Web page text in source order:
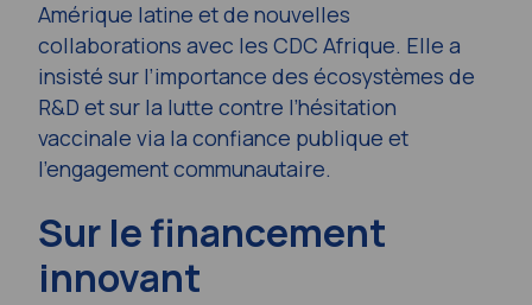
Amérique latine et de nouvelles
collaborations avec les CDC Afrique. Elle a
insisté sur l’importance des écosystèmes de
R&D et sur la lutte contre l’hésitation
vaccinale via la confiance publique et
l’engagement communautaire.
Sur le financement
innovant